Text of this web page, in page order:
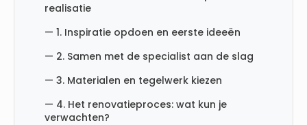
realisatie
— 1. Inspiratie opdoen en eerste ideeën
— 2. Samen met de specialist aan de slag
— 3. Materialen en tegelwerk kiezen
— 4. Het renovatieproces: wat kun je
verwachten?